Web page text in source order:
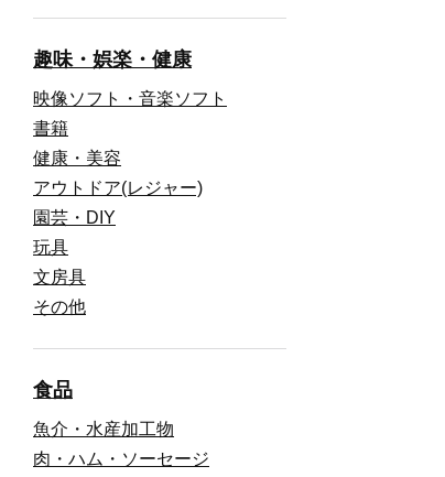
趣味・娯楽・健康
映像ソフト・音楽ソフト
書籍
健康・美容
アウトドア(レジャー)
園芸・DIY
玩具
文房具
その他
食品
魚介・水産加工物
肉・ハム・ソーセージ